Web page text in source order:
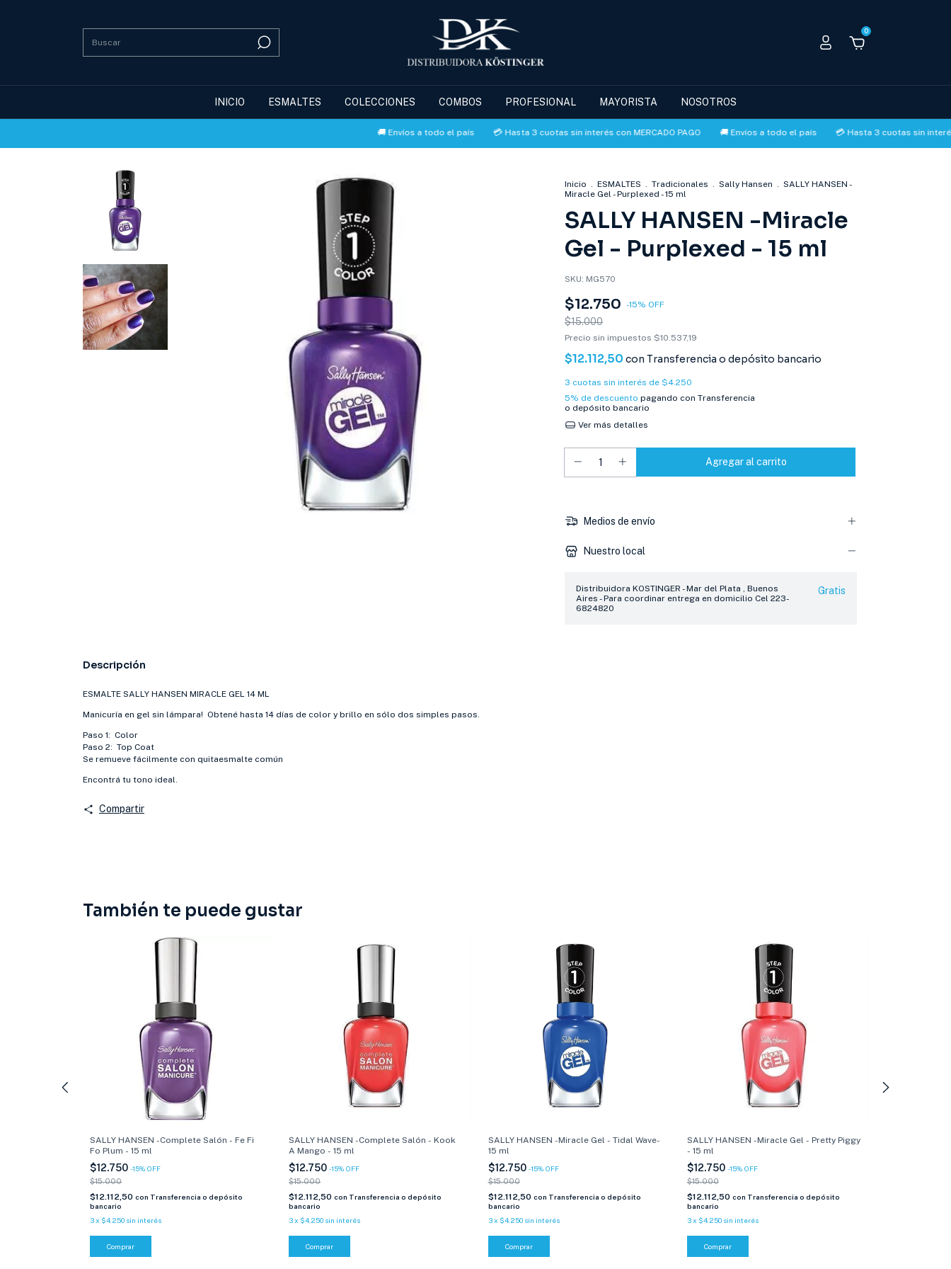
0
INICIO ESMALTES COLECCIONES COMBOS PROFESIONAL MAYORISTA NOSOTROS
🚚 Envíos a todo el país 💳 Hasta 3 cuotas sin interés con MERCADO PAGO 🚚 Envíos a todo el país 💳 Hasta 3 cuotas sin interés con
Inicio . ESMALTES . Tradicionales . Sally Hansen . SALLY HANSEN -
Miracle Gel - Purplexed - 15 ml
SALLY HANSEN -Miracle
Gel - Purplexed - 15 ml
SKU: MG570
$12.750 -15% OFF
$15.000
Precio sin impuestos $10.537,19
$12.112,50 con Transferencia o depósito bancario
3 cuotas sin interés de $4.250
5% de descuento pagando con Transferencia
o depósito bancario
Ver más detalles
Medios de envío
Nuestro local
Distribuidora KOSTINGER - Mar del Plata , Buenos
Aires - Para coordinar entrega en domicilio Cel 223-
6824820
Gratis
Descripción
ESMALTE SALLY HANSEN MIRACLE GEL 14 ML
Manicuría en gel sin lámpara! Obtené hasta 14 días de color y brillo en sólo dos simples pasos.
Paso 1: Color
Paso 2: Top Coat
Se remueve fácilmente con quitaesmalte común
Encontrá tu tono ideal.
Compartir
También te puede gustar
SALLY HANSEN -Complete Salón - Fe Fi
Fo Plum - 15 ml
$12.750 -15% OFF
$15.000
$12.112,50 con Transferencia o depósito
bancario
3x $4.250 sin interés
SALLY HANSEN -Complete Salón - Kook
A Mango - 15 ml
$12.750-15%OFF
$15.000
$12.112,50con Transferencia o depósito
bancario
3x $4.250 sin interés
SALLY HANSEN -Miracle Gel - Tidal Wave-
15 ml
$12.750 -15% OFF
$15.000
$12.112,50 con Transferencia o depósito
bancario
3 x $4.250 sin interés
SALLY HANSEN -Miracle Gel - Pretty Piggy
- 15 ml
$12.750 -15% OFF
$15.000
$12.112,50 con Transferencia o depósito
bancario
3x $4.250 sin interés